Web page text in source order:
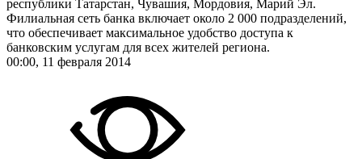
республики Татарстан, Чувашия, Мордовия, Марий Эл.
Филиальная сеть банка включает около 2 000 подразделений,
что обеспечивает максимальное удобство доступа к
банковским услугам для всех жителей региона.
00:00, 11 февраля 2014